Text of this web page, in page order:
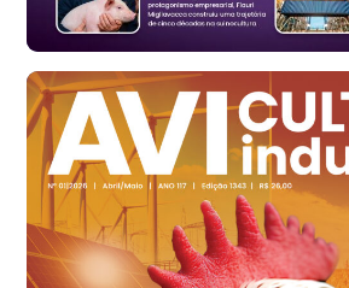
Ovo Branco - Regional
Santa Maria do Jetibá (ES)
R$ 139,62
cx
Ovo Branco - Regional
Recife (PE)
R$ 144,92
cx
Ovo Vermelho - Regional